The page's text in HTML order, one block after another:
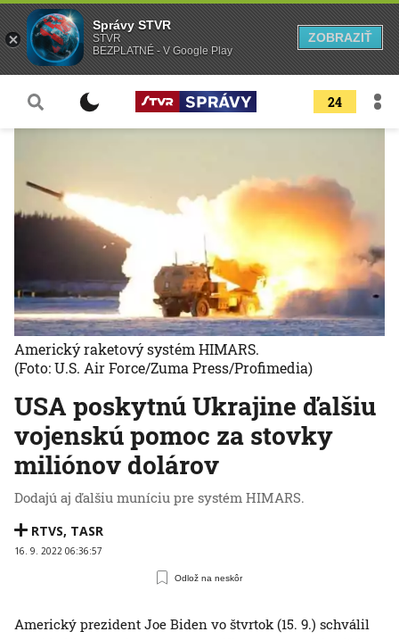
24
USA poskytnú Ukrajine ďalšiu
vojenskú pomoc za stovky
miliónov dolárov
Dodajú aj ďalšiu muníciu pre systém HIMARS.
RTVS, TASR
16. 9. 2022 06:36:57
Odlož na neskôr
Americký raketový systém HIMARS.
(Foto: U.S. Air Force/Zuma Press/Profimedia)
Americký prezident Joe Biden vo štvrtok (15. 9.) schválil
Správy STVR
STVR
BEZPLATNÉ - V Google Play
ZOBRAZIŤ